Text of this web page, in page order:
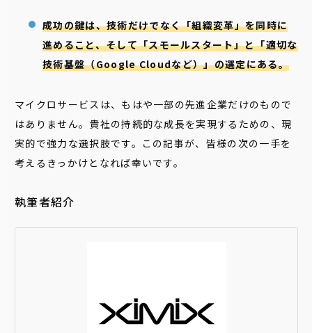
成功の鍵は、技術だけでなく「組織変革」を同時に
進めること、そして「スモールスタート」と「適切な
技術基盤（Google Cloudなど）」の選定にある。
マイクロサービスは、もはや一部の先進企業だけのもので
はありません。貴社の持続的な成長を実現するための、現
実的で強力な選択肢です。この記事が、皆様の次の一手を
考えるきっかけとなれば幸いです。
執筆者紹介